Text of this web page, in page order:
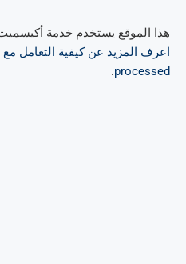
هذا الموقع يستخدم خدمة
اعرف المزيد عن كيفية التعامل مع
processed
.